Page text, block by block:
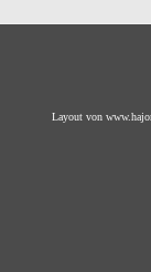
Layout von